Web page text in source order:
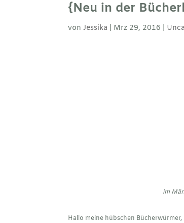
{Neu in der
vonJessika Mrz 29, 2016
im
Hallo meine hübschen Bücherwürmer,